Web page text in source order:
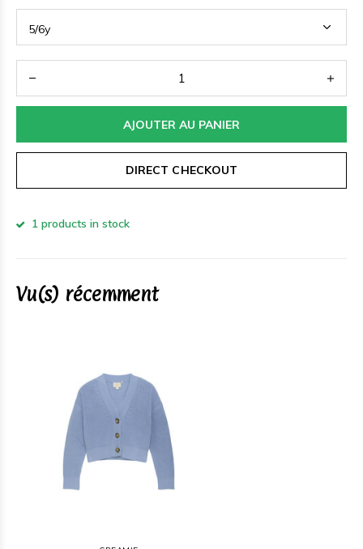
AJOUTER AU PANIER
DIRECT CHECKOUT
1 products in stock
Vu(s) récemment